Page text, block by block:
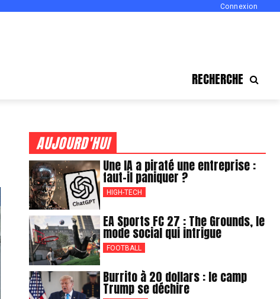
Connexion
RECHERCHE
AUJOURD'HUI
Une IA a piraté une entreprise :
faut-il paniquer ?
HIGH-TECH
EA Sports FC 27 : The Grounds, le
mode social qui intrigue
FOOTBALL
Burrito à 20 dollars : le camp
Trump se déchire